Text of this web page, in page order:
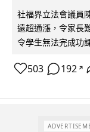
社福界立法會議員
遠超通漲，令家長
令學生無法完成功
503 192 ↗